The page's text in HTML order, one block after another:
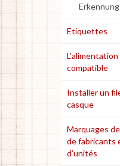
Etiquettes
compatible
Installer un
casque
Marquages
de fabricants
d’unités